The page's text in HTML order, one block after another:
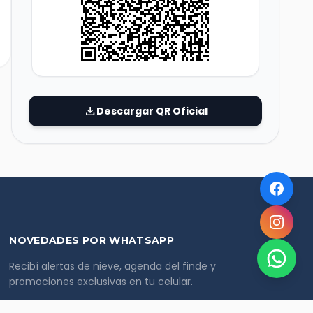
downloadDescargar QR Oficial
NOVEDADES POR WHATSAPP
Recibí alertas de nieve, agenda del finde y
promociones exclusivas en tu celular.